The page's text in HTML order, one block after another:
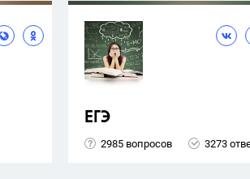
ЕГЭ
2985 вопросов 3273